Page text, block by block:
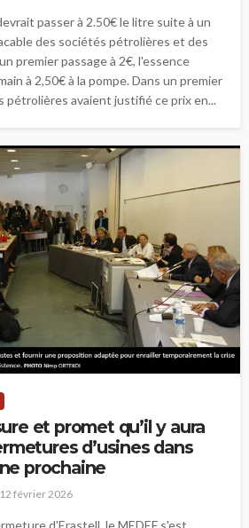
passer à 2.50€ le litre suite à un
des sociétés pétrolières et des
premier passage à 2€, l'essence
à 2,50€ à la pompe. Dans un premier
pétrolières avaient justifié ce prix en...
et promet qu’il y aura
d’usines dans
prochaine
12 février 2026
d'Erastell, le MEDEF s'est